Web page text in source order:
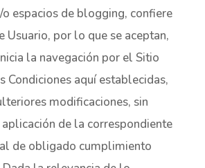
espacios de blogging, confiere
Usuario, por lo que se aceptan,
la navegación por el Sitio
Condiciones aquí establecidas,
modificaciones, sin
de la correspondiente
de obligado cumplimiento